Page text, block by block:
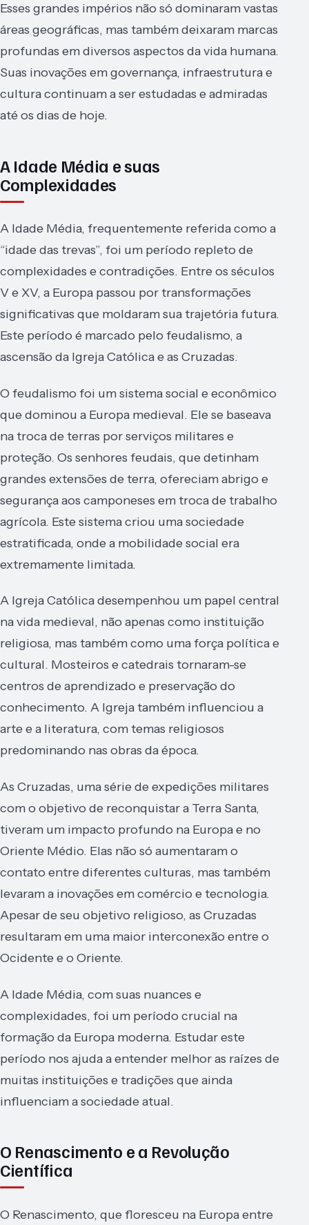
Esses grandes impérios não só dominaram vastas
áreas geográficas, mas também deixaram marcas
profundas em diversos aspectos da vida humana.
Suas inovações em governança, infraestrutura e
cultura continuam a ser estudadas e admiradas
até os dias de hoje.
A Idade Média e suas
Complexidades
A Idade Média, frequentemente referida como a
“idade das trevas”, foi um período repleto de
complexidades e contradições. Entre os séculos
V e XV, a Europa passou por transformações
significativas que moldaram sua trajetória futura.
Este período é marcado pelo feudalismo, a
ascensão da Igreja Católica e as Cruzadas.
O feudalismo foi um sistema social e econômico
que dominou a Europa medieval. Ele se baseava
na troca de terras por serviços militares e
proteção. Os senhores feudais, que detinham
grandes extensões de terra, ofereciam abrigo e
segurança aos camponeses em troca de trabalho
agrícola. Este sistema criou uma sociedade
estratificada, onde a mobilidade social era
extremamente limitada.
A Igreja Católica desempenhou um papel central
na vida medieval, não apenas como instituição
religiosa, mas também como uma força política e
cultural. Mosteiros e catedrais tornaram-se
centros de aprendizado e preservação do
conhecimento. A Igreja também influenciou a
arte e a literatura, com temas religiosos
predominando nas obras da época.
As Cruzadas, uma série de expedições militares
com o objetivo de reconquistar a Terra Santa,
tiveram um impacto profundo na Europa e no
Oriente Médio. Elas não só aumentaram o
contato entre diferentes culturas, mas também
levaram a inovações em comércio e tecnologia.
Apesar de seu objetivo religioso, as Cruzadas
resultaram em uma maior interconexão entre o
Ocidente e o Oriente.
A Idade Média, com suas nuances e
complexidades, foi um período crucial na
formação da Europa moderna. Estudar este
período nos ajuda a entender melhor as raízes de
muitas instituições e tradições que ainda
influenciam a sociedade atual.
O Renascimento e a Revolução
Científica
O Renascimento, que floresceu na Europa entre